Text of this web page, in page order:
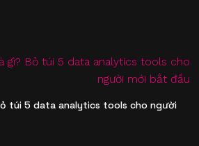
túi 5 data analytics tools​ cho người